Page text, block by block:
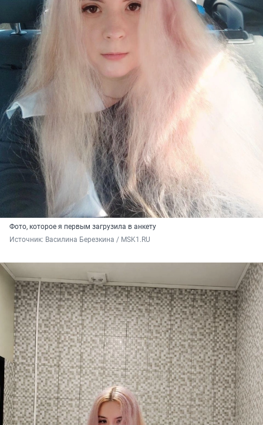
Фото, которое я первым загрузила в анкету
Источник: Василина Березкина / MSK1.RU